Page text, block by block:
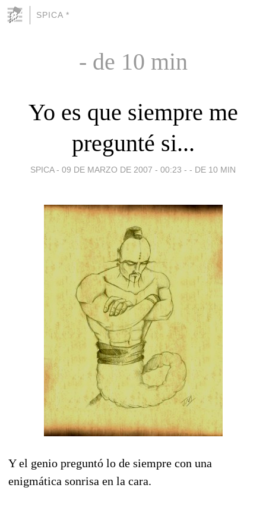
SPICA *
- de 10 min
Yo es que siempre me
pregunté si...
SPICA - 09 DE MARZO DE 2007 - 00:23 - - DE 10 MIN
Y el genio preguntó lo de siempre con una
enigmática sonrisa en la cara.